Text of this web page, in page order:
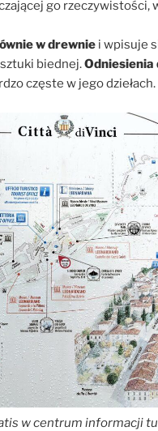
go rzeczywistości,
w drewnie i wpisuje
biednej.Odniesienia
częste w jego dziełach.
w centrum informacji